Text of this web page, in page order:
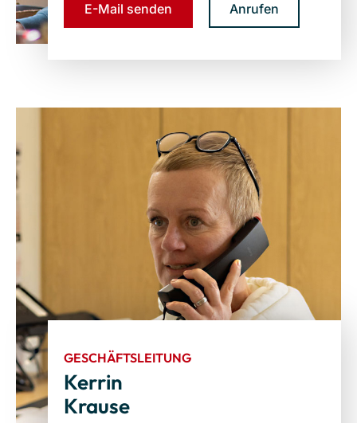
E-Mail senden Anrufen
GESCHÄFTSLEITUNG
Kerrin
Krause